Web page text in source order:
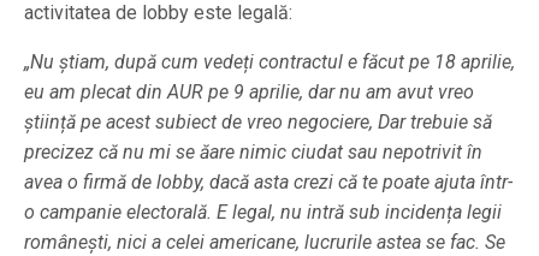
activitatea de lobby este legală:
„Nu știam, după cum vedeți contractul e făcut pe 18 aprilie,
eu am plecat din AUR pe 9 aprilie, dar nu am avut vreo
știință pe acest subiect de vreo negociere, Dar trebuie să
precizez că nu mi se ăare nimic ciudat sau nepotrivit în
avea o firmă de lobby, dacă asta crezi că te poate ajuta într-
o campanie electorală. E legal, nu intră sub incidența legii
românești, nici a celei americane, lucrurile astea se fac. Se